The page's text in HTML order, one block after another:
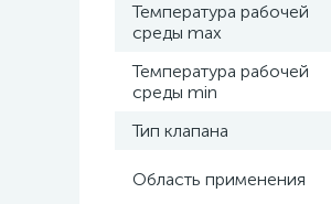
Температура рабочей
среды max
Температура рабочей
среды min
Тип клапана
Область применения